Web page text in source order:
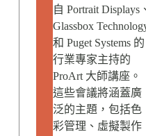
自 Portrait Displays、
Glassbox
和 Puget Systems 的
行業專家主持的
ProArt 大師講座。
這些會議將涵蓋廣
泛的主題，包括色
彩管理、虛擬製作